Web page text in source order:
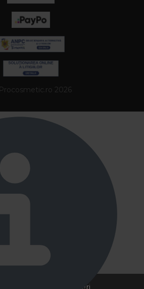
pentru a va oferi
2026